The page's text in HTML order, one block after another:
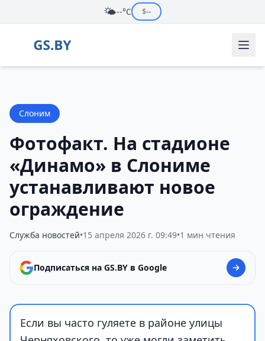
🌤️--°C $--
Слоним
Фотофакт. На стадионе
«Динамо» в Слониме
устанавливают новое
ограждение
Служба новостей•15 апреля 2026 г. 09:49•1 мин чтения
Подписаться на GS.BY в Google
Если вы часто гуляете в районе улицы